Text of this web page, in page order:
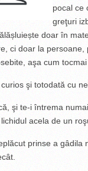
pocal ce
greţuri
doar în
ci doar la
aşa cum
şi totodată cu
şi te-i întrema
acela de un
prinse a gâdila